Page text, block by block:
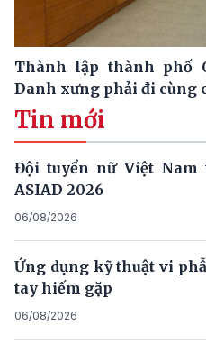
Thành lập thành phố
Danh xưng phải đi cùng
Tin mới
Đội tuyển nữ Việt Nam
ASIAD 2026
06/08/2026
Ứng dụng kỹ thuật vi
tay hiếm gặp
06/08/2026